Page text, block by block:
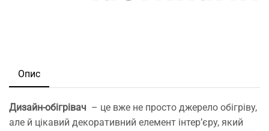
Опис
Дизайн-обігрівач – це вже не просто джерело обігріву,
але й цікавий декоративний елемент інтер’єру, який